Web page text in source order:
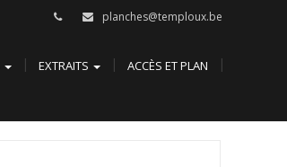
planches@temploux.be
EXTRAITS ACCÈS ET PLAN